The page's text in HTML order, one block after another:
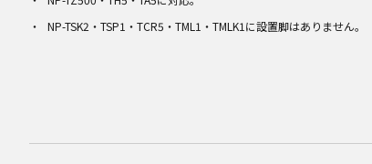
NP-TSK2・TSP1・TCR5・TML1・TMLK1に設置脚はありません。